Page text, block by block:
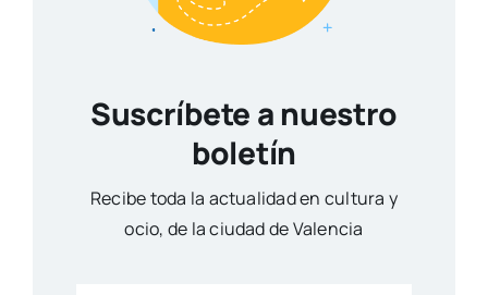
Suscríbete a nuestro
boletín
Reci­be toda la actua­li­dad en cul­tu­ra y
ocio, de la ciu­dad de Valen­cia